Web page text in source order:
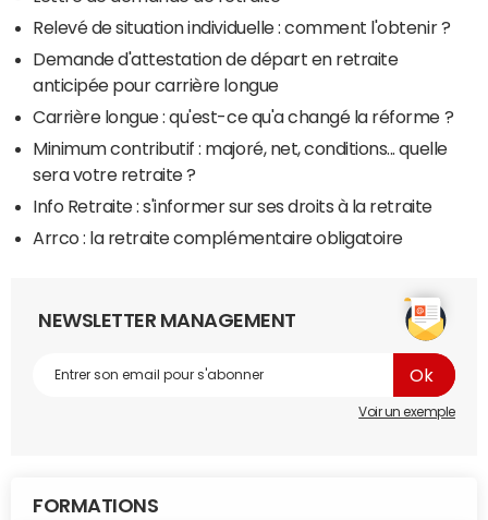
Relevé de situation individuelle : comment l'obtenir ?
Demande d'attestation de départ en retraite
anticipée pour carrière longue
Carrière longue : qu'est-ce qu'a changé la réforme ?
Minimum contributif : majoré, net, conditions... quelle
sera votre retraite ?
Info Retraite : s'informer sur ses droits à la retraite
Arrco : la retraite complémentaire obligatoire
NEWSLETTER MANAGEMENT
Voir un exemple
FORMATIONS